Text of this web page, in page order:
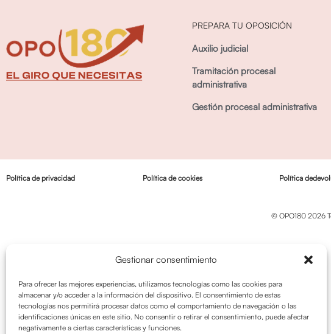
Gestionar consentimiento
Para ofrecer las mejores experiencias, utilizamos tecnologías como las cookies para
almacenar y/o acceder a la información del dispositivo. El consentimiento de estas
tecnologías nos permitirá procesar datos como el comportamiento de navegación o las
identificaciones únicas en este sitio. No consentir o retirar el consentimiento, puede afectar
negativamente a ciertas características y funciones.
PREPARA TU OPOSICIÓN
Auxilio judicial
Tramitación procesal
administrativa
Gestión procesal administrativa
Política de privacidad Política de cookies Política
© OPO180 2026